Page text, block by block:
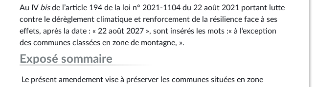
7 mai 2026
7 mai 2026
7 mai 2026
7 mai 2026
7 mai 2026
Au IV bisde l’article 194 de la loi n° 2021‑1104 du 22 août 2021 portant lutte
contre le dérèglement climatique et renforcement de la résilience face à ses
effets, après la date : « 22 août 2027 », sont insérés les mots :« à l’exception
des communes classées en zone de montagne, ».
Exposé sommaire
Le présent amendement vise à préserver les communes situées en zone